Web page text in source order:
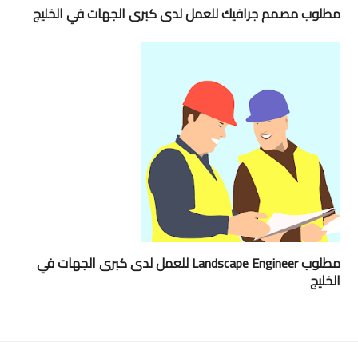
مطلوب مصمم جرافيك للعمل لدى كبرى الجهات في الخليج
مطلوب Landscape Engineer للعمل لدى كبرى الجهات في
الخليج